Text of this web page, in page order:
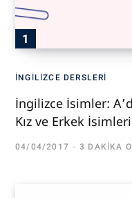
İNGILIZCE DERSLERI
İngilizce İsimler:
Kız ve Erkek İsimleri
04/04/2017 3 DAKIKA